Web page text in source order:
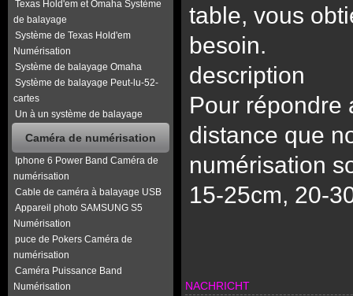
Texas Hold'em et Omaha Système
de balayage
Système de Texas Hold'em
Numérisation
Système de balayage Omaha
Système de balayage Peut-lu-52-
cartes
Un à un système de balayage
Caméra de numérisation
Iphone 6 Power Band Caméra de
numérisation
Cable de caméra à balayage USB
Appareil photo SAMSUNG S5
Numérisation
puce de Pokers Caméra de
numérisation
Caméra Puissance Band
Numérisation
table, vous
besoin.
description
Pour répondre
distance que
numérisation
15-25cm, 20-
NACHRICHT